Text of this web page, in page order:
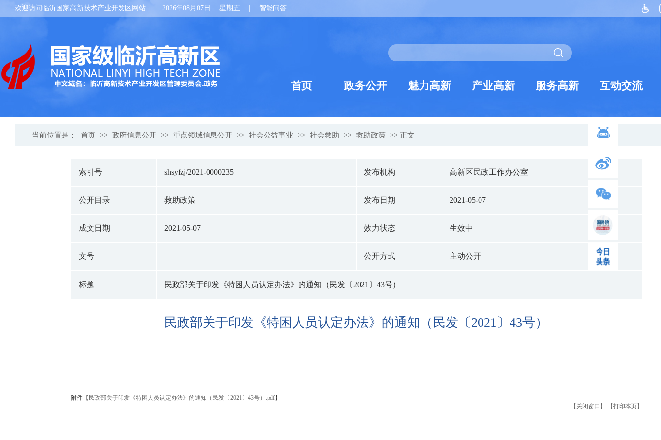
欢迎访问临沂国家高新技术产业开发区网站 2026年08月07日 星期五 智能问答
首页 政务公开 魅力高新 产业高新 服务高新 互动交流
当前位置是： 首页 >> 政府信息公开 >> 重点领域信息公开 >> 社会公益事业 >> 社会救助 >> 救助政策 >> 正文
索引号 shsyfzj/2021-0000235 发布机构 高新区民政工作办公室
公开目录 救助政策 发布日期 2021-05-07
成文日期 2021-05-07 效力状态 生效中
文号 公开方式 主动公开
标题 民政部关于印发《特困人员认定办法》的通知（民发〔2021〕43号）
民政部关于印发《特困人员认定办法》的通知（民发〔2021〕43号）
附件【 民政部关于印发《特困人员认定办法》的通知（民发〔2021〕43号）.pdf】
【关闭窗口】
【打印本页】